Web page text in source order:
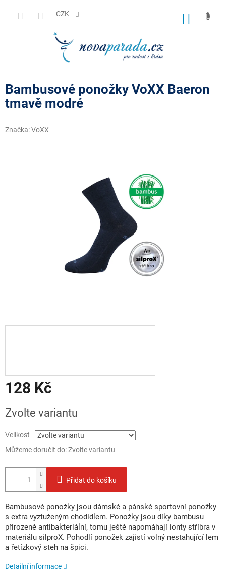
CZK
Bambusové ponožky VoXX Baeron
tmavě modré
Značka:VoXX
128 Kč
cena:
Zvolte variantu
Velikost
Můžeme doručit do:Zvolte variantu
Přidat do košíku
Bambusové ponožky jsou dámské a pánské sportovní ponožky
s extra vyztuženým chodidlem. Ponožky jsou díky bambusu
přirozeně antibakteriální, tomu ještě napomáhají ionty stříbra v
materiálu silproX. Pohodlí ponožek zajistí volný nestahující lem
a řetízkový steh na špici.
Detailní informace